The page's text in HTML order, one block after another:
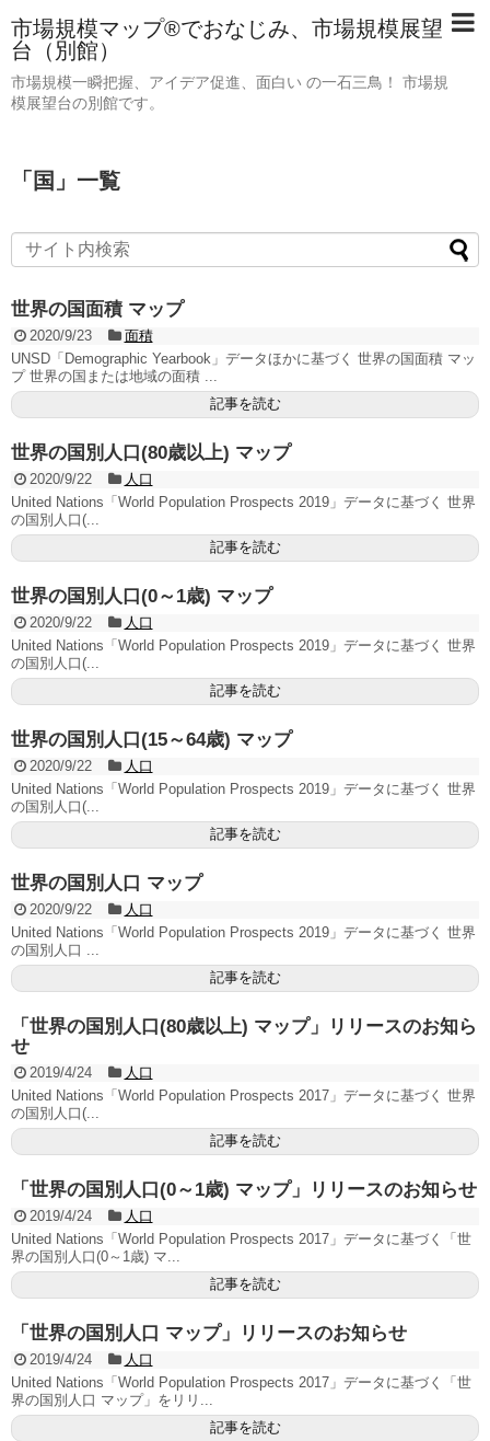
市場規模マップ®でおなじみ、市場規模展望
台（別館）
市場規模一瞬把握、アイデア促進、面白い の一石三鳥！ 市場規
模展望台の別館です。
「 国 」 一覧
世界の国面積 マップ
2020/9/23
面積
UNSD「Demographic Yearbook」データほかに基づく 世界の国面積 マッ
プ 世界の国または地域の面積 ...
記事を読む
世界の国別人口(80歳以上) マップ
2020/9/22
人口
United Nations「World Population Prospects 2019」データに基づく 世界
の国別人口(...
記事を読む
世界の国別人口(0～1歳) マップ
2020/9/22
人口
United Nations「World Population Prospects 2019」データに基づく 世界
の国別人口(...
記事を読む
世界の国別人口(15～64歳) マップ
2020/9/22
人口
United Nations「World Population Prospects 2019」データに基づく 世界
の国別人口(...
記事を読む
世界の国別人口 マップ
2020/9/22
人口
United Nations「World Population Prospects 2019」データに基づく 世界
の国別人口 ...
記事を読む
「世界の国別人口(80歳以上) マップ」リリースのお知ら
せ
2019/4/24
人口
United Nations「World Population Prospects 2017」データに基づく 世界
の国別人口(...
記事を読む
「世界の国別人口(0～1歳) マップ」リリースのお知らせ
2019/4/24
人口
United Nations「World Population Prospects 2017」データに基づく「世
界の国別人口(0～1歳) マ...
記事を読む
「世界の国別人口 マップ」リリースのお知らせ
2019/4/24
人口
United Nations「World Population Prospects 2017」データに基づく「世
界の国別人口 マップ」をリリ...
記事を読む